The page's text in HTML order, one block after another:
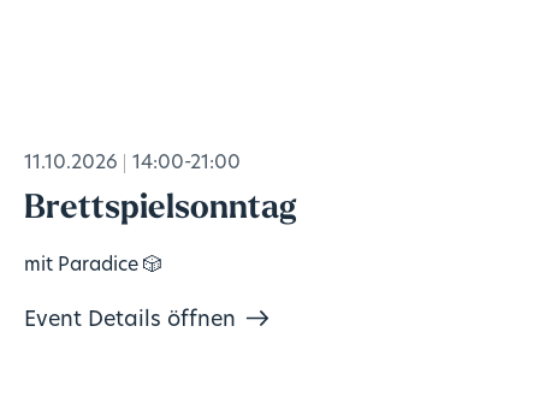
11.10.2026 14:00-21:00
Brettspielsonntag
mit Paradice 🎲
Event Details öffnen